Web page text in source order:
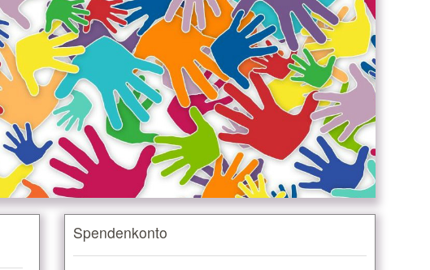
Spendenkonto